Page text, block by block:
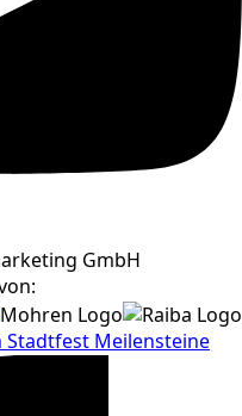
GmbH
Stadtfest Meilensteine